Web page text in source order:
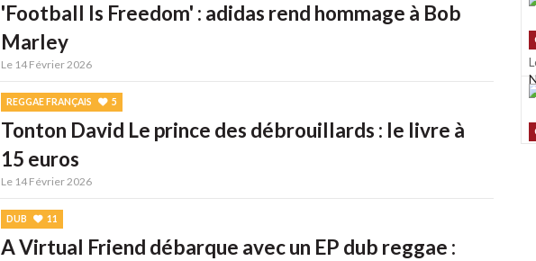
'Football Is Freedom' : adidas rend hommage à Bob
Marley
Le 14 Février 2026
REGGAE FRANÇAIS 5
Tonton David Le prince des débrouillards : le livre à
15 euros
Le 14 Février 2026
DUB 11
A Virtual Friend débarque avec un EP dub reggae :